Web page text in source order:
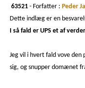
63521 - Forfatter : Peder
Dette indlæg er en
I så fald er UPS et af
Jeg vil i hvert fald vove
sig, og snupper domænet